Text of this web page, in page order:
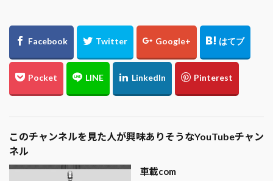
このチャンネルを見た人が興味ありそうなYouTubeチャン
ネル
車載com